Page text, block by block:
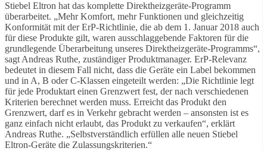
Stiebel Eltron hat das komplette Direktheizgeräte-Programm
überarbeitet. „Mehr Komfort, mehr Funktionen und gleichzeitig
Konformität mit der ErP-Richtlinie, die ab dem 1. Januar 2018 auch
für diese Produkte gilt, waren ausschlaggebende Faktoren für die
grundlegende Überarbeitung unseres Direktheizgeräte-Programms“,
sagt Andreas Ruthe, zuständiger Produktmanager. ErP-Relevanz
bedeutet in diesem Fall nicht, dass die Geräte ein Label bekommen
und in A, B oder C-Klassen eingeteilt werden: „Die Richtlinie legt
für jede Produktart einen Grenzwert fest, der nach verschiedenen
Kriterien berechnet werden muss. Erreicht das Produkt den
Grenzwert, darf es in Verkehr gebracht werden – ansonsten ist es
ganz einfach nicht erlaubt, das Produkt zu verkaufen“, erklärt
Andreas Ruthe. „Selbstverständlich erfüllen alle neuen Stiebel
Eltron-Geräte die Zulassungskriterien.“